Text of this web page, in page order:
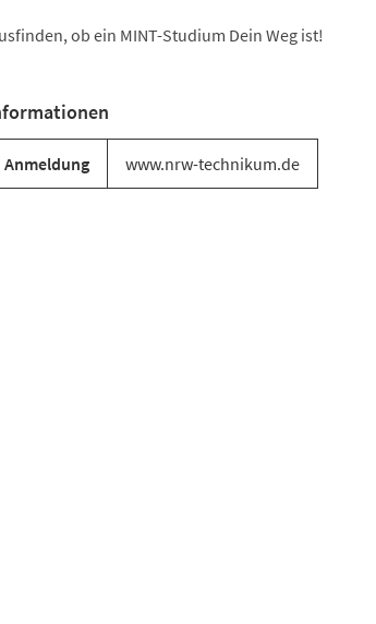
ob ein MINT-Studium Dein Weg ist!
Anmeldung www.nrw-technikum.de